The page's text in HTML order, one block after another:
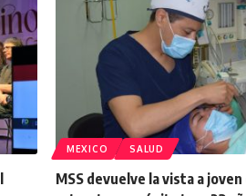
MEXICO SALUD
MSS devuelve la vista a joven